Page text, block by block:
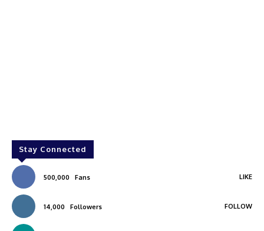
Stay Connected
500,000 Fans LIKE
14,000 Followers FOLLOW